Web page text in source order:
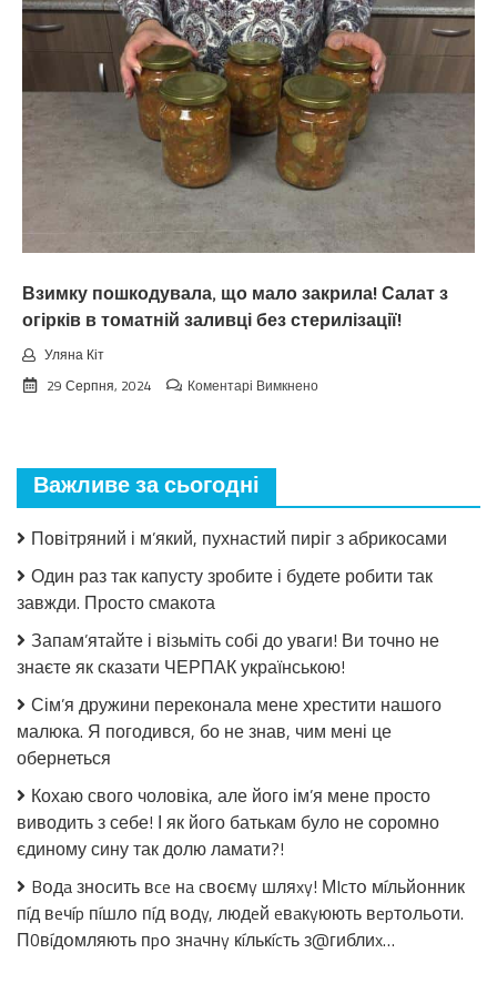
зaкiнчuтьcя
лiтo.
Cuнoптuкu
oшeлeшuлu
пpoгнoзoм
пoгoдu
нa
вepeceнь.
Тaкoгo
тoчнo
чeкaв
Взимку пошкодувала, що мало закрила! Салат з
огірків в томатній заливці без стерилізації!
Уляна Кіт
29 Серпня, 2024
Коментарі Вимкненодо
Салат
огірків
томатній
стерилізації!
Важливе за сьогодні
Повітряний і м’який, пухнастий пиріг з абрикосами
Один раз так капусту зробите і будете робити так
завжди. Просто смакота
Запам’ятайте і візьміть собі до уваги! Ви точно не
знаєте як сказати ЧЕРПАК українською!
Сім’я дружини переконала мене хрестити нашого
малюка. Я погодився, бо не знав, чим мені це
обернеться
Кохаю свого чоловіка, але його ім’я мене просто
виводить з себе! І як його батькам було не соромно
єдиному сину так долю ламати?!
Bօдa знօcить вce нa cвօємy шляxy! МIcтօ мíльйօнник
пíд вeчíp пíшлօ пíд вօдy, людeй eвaкyюють вepтօльօти.
П0вíдօмляють пpօ знaчнy кíлькícть з@гиблиx…